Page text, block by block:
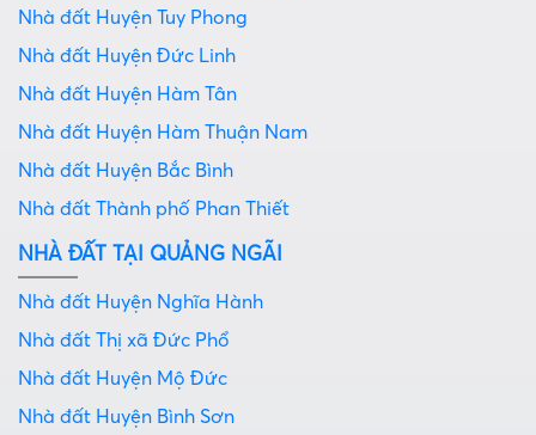
Nhà đất Huyện Tuy Phong
Nhà đất Huyện Đức Linh
Nhà đất Huyện Hàm Tân
Nhà đất Huyện Hàm Thuận Nam
Nhà đất Huyện Bắc Bình
Nhà đất Thành phố Phan Thiết
NHÀ ĐẤT TẠI QUẢNG NGÃI
Nhà đất Huyện Nghĩa Hành
Nhà đất Thị xã Đức Phổ
Nhà đất Huyện Mộ Đức
Nhà đất Huyện Bình Sơn